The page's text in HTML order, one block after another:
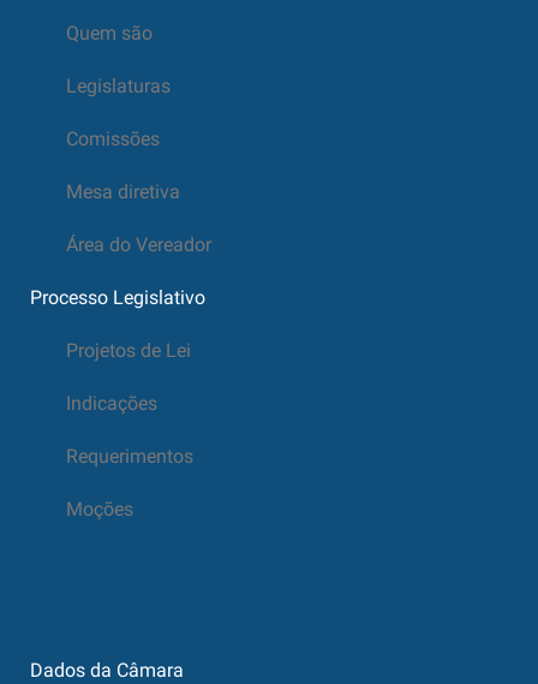
Quem são
Legislaturas
Comissões
Mesa diretiva
Área do Vereador
Processo Legislativo
Projetos de Lei
Indicações
Requerimentos
Moções
Dados da Câmara